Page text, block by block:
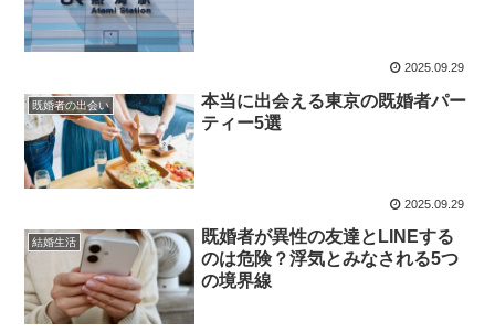
2025.09.29
既婚者の出会い
本当に出会える東京の既婚者パー
ティー5選
2025.09.29
結婚生活
既婚者が異性の友達とLINEする
のは危険？浮気とみなされる5つ
の境界線